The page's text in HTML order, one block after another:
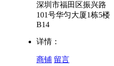
深圳市福田区振兴路
101号华匀大厦1栋5楼
B14
详情：
商铺 留言